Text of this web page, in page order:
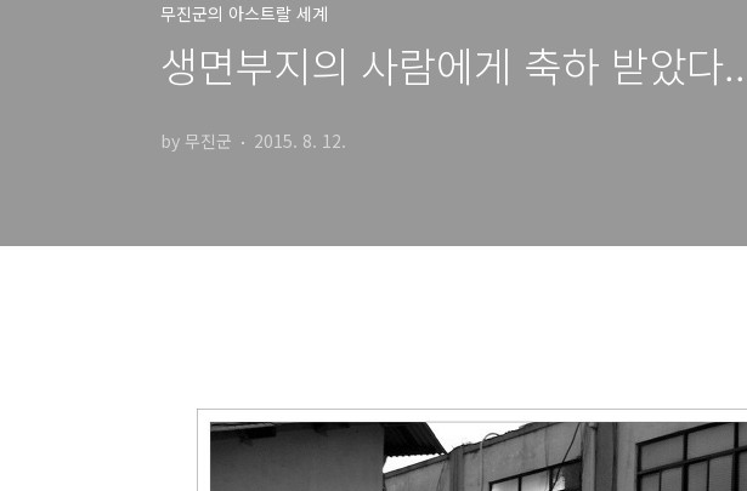
무진군의 아스트랄 세계
생면부지의 사람에게 축하 받았다..
by 무진군 2015. 8. 12.